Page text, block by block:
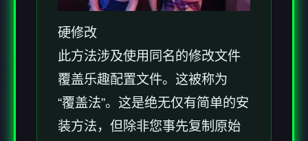
硬修改
此方法涉及使用同名的修改文件
覆盖乐趣配置文件。这被称为
“覆盖法”。这是绝无仅有简单的安
装方法，但除非您事先复制原始